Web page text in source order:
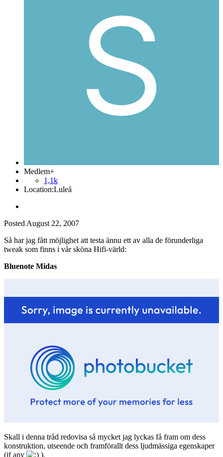
Medlem+
1,1k
Location:Luleå
Posted August 22, 2007
Så har jag fått möjlighet att testa ännu ett av alla de förunderliga
tweak som finns i vår sköna Hifi-värld:
Bluenote Midas
Skall i denna tråd redovisa så mycket jag lyckas få fram om dess
konstruktion, utseende och framförallt dess ljudmässiga egenskaper
(if any
).